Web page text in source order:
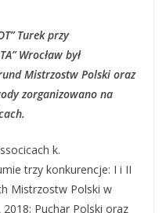
Turek przy
Wrocław był
Mistrzostw Polski oraz
zorganizowano na
k.
trzy konkurencje: I i II
Mistrzostw Polski w
Puchar Polski oraz